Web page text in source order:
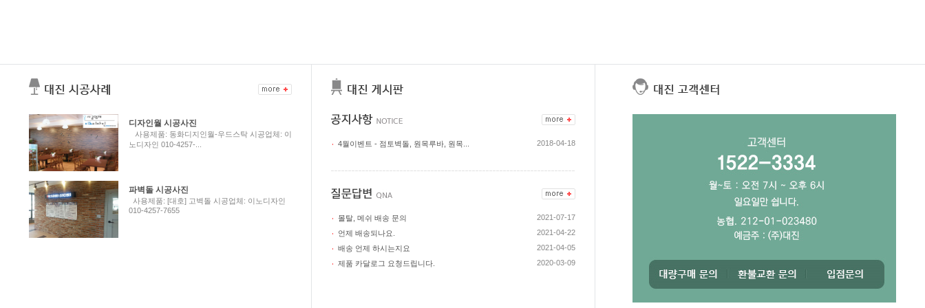
디자인월 시공사진
사용제품: 동화디지인월-우드스탁 시공업체: 이
노디자인 010-4257-...
파벽돌 시공사진
사용제품: [대호] 고벽돌 시공업체: 이노디자인
010-4257-7655
4월이벤트 - 점토벽돌, 원목루바, 원목... 2018-04-18
몰탈, 메쉬 배송 문의
2021-07-17
언제 배송되나요.
2021-04-22
배송 언제 하시는지요
2021-04-05
제품 카달로그 요청드립니다.
2020-03-09